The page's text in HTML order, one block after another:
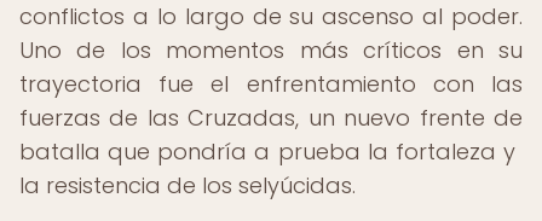
conflictos a lo largo de su ascenso al poder.
Uno de los momentos más críticos en su
trayectoria fue el enfrentamiento con las
fuerzas de las Cruzadas, un nuevo frente de
batalla que pondría a prueba la fortaleza y ​​
la resistencia de los selyúcidas.